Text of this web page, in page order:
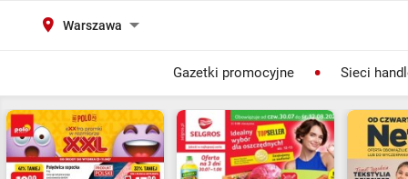
Warszawa
Gazetki promocyjne Sieci